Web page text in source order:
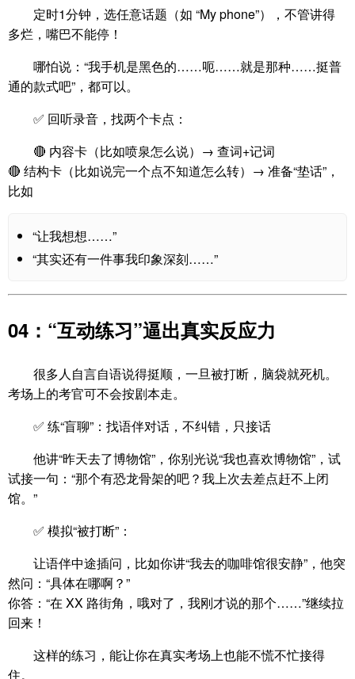
定时1分钟，选任意话题（如 “My phone”），不管讲得
多烂，嘴巴不能停！
哪怕说：“我手机是黑色的……呃……就是那种……挺普
通的款式吧”，都可以。
✅ 回听录音，找两个卡点：
🔴 内容卡（比如喷泉怎么说）→ 查词+记词
🔴 结构卡（比如说完一个点不知道怎么转）→ 准备“垫话”，
比如
“让我想想……”
“其实还有一件事我印象深刻……”
04：“互动练习”逼出真实反应力
很多人自言自语说得挺顺，一旦被打断，脑袋就死机。
考场上的考官可不会按剧本走。
✅ 练“盲聊”：找语伴对话，不纠错，只接话
他讲“昨天去了博物馆”，你别光说“我也喜欢博物馆”，试
试接一句：“那个有恐龙骨架的吧？我上次去差点赶不上闭
馆。”
✅ 模拟“被打断”：
让语伴中途插问，比如你讲“我去的咖啡馆很安静”，他突
然问：“具体在哪啊？”
你答：“在 XX 路街角，哦对了，我刚才说的那个……”继续拉
回来！
这样的练习，能让你在真实考场上也能不慌不忙接得
住。